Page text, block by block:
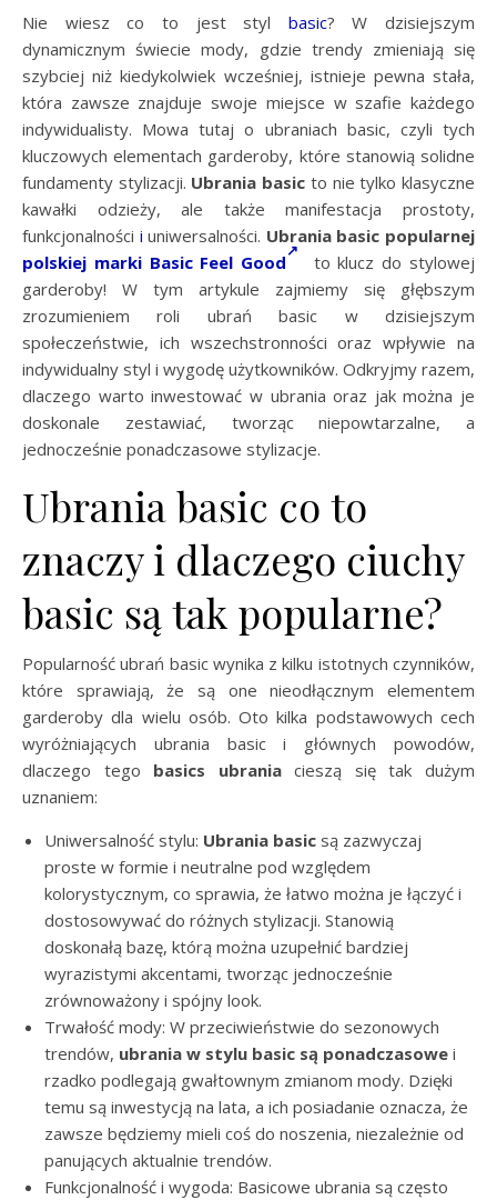
Nie wiesz co to jest styl basic? W dzisiejszym
dynamicznym świecie mody, gdzie trendy zmieniają się
szybciej niż kiedykolwiek wcześniej, istnieje pewna stała,
która zawsze znajduje swoje miejsce w szafie każdego
indywidualisty. Mowa tutaj o ubraniach basic, czyli tych
kluczowych elementach garderoby, które stanowią solidne
fundamenty stylizacji. Ubrania basic to nie tylko klasyczne
kawałki odzieży, ale także manifestacja prostoty,
funkcjonalności i uniwersalności. Ubrania basic popularnej
polskiej marki Basic Feel Good
to klucz do stylowej
garderoby! W tym artykule zajmiemy się głębszym
zrozumieniem roli ubrań basic w dzisiejszym
społeczeństwie, ich wszechstronności oraz wpływie na
indywidualny styl i wygodę użytkowników. Odkryjmy razem,
dlaczego warto inwestować w ubrania oraz jak można je
doskonale zestawiać, tworząc niepowtarzalne, a
jednocześnie ponadczasowe stylizacje.
Ubrania basic co to
znaczy i dlaczego ciuchy
basic są tak popularne?
Popularność ubrań basic wynika z kilku istotnych czynników,
które sprawiają, że są one nieodłącznym elementem
garderoby dla wielu osób. Oto kilka podstawowych cech
wyróżniających ubrania basic i głównych powodów,
dlaczego tego basics ubraniacieszą się tak dużym
uznaniem:
Uniwersalność stylu: Ubrania basic są zazwyczaj
proste w formie i neutralne pod względem
kolorystycznym, co sprawia, że łatwo można je łączyć i
dostosowywać do różnych stylizacji. Stanowią
doskonałą bazę, którą można uzupełnić bardziej
wyrazistymi akcentami, tworząc jednocześnie
zrównoważony i spójny look.
Trwałość mody: W przeciwieństwie do sezonowych
trendów, ubrania w stylu basic są ponadczasowe i
rzadko podlegają gwałtownym zmianom mody. Dzięki
temu są inwestycją na lata, a ich posiadanie oznacza, że
zawsze będziemy mieli coś do noszenia, niezależnie od
panujących aktualnie trendów.
Funkcjonalność i wygoda: Basicowe ubrania są często